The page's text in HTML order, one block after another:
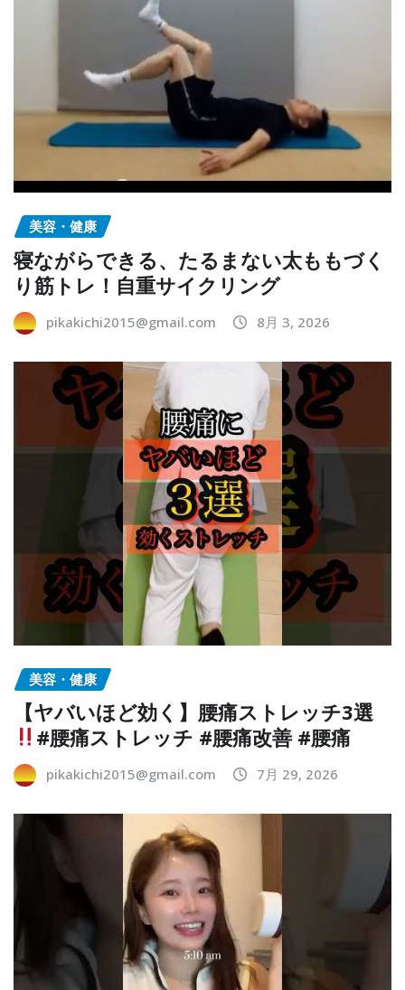
美容・健康
寝ながらできる、たるまない太ももづく
り筋トレ！自重サイクリング
pikakichi2015@gmail.com 8月 3, 2026
美容・健康
【ヤバいほど効く】腰痛ストレッチ3選
#腰痛ストレッチ #腰痛改善 #腰痛
pikakichi2015@gmail.com 7月 29, 2026